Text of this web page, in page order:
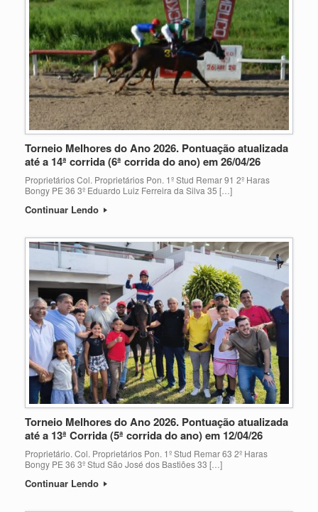
Torneio Melhores do Ano 2026. Pontuação atualizada
até a 14ª corrida (6ª corrida do ano) em 26/04/26
Proprietários Col. Proprietários Pon. 1º Stud Remar 91 2º Haras
Bongy PE 36 3º Eduardo Luiz Ferreira da Silva 35 […]
Continuar Lendo
Torneio Melhores do Ano 2026. Pontuação atualizada
até a 13ª Corrida (5ª corrida do ano) em 12/04/26
Proprietário. Col. Proprietários Pon. 1º Stud Remar 63 2º Haras
Bongy PE 36 3º Stud São José dos Bastiões 33 […]
Continuar Lendo